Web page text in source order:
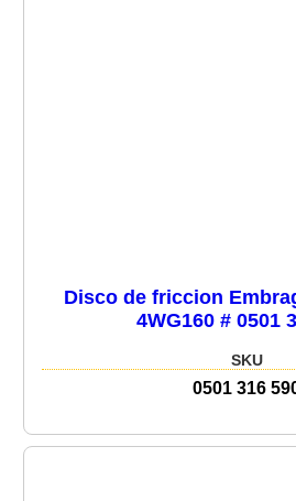
Disco de friccion
4WG160 # 0501
SKU
0501 316